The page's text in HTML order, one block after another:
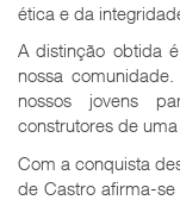
ética e da
A distinção obtida
nossa
nossos jovens
construtores de
Com a conquista
de Castro afirma-